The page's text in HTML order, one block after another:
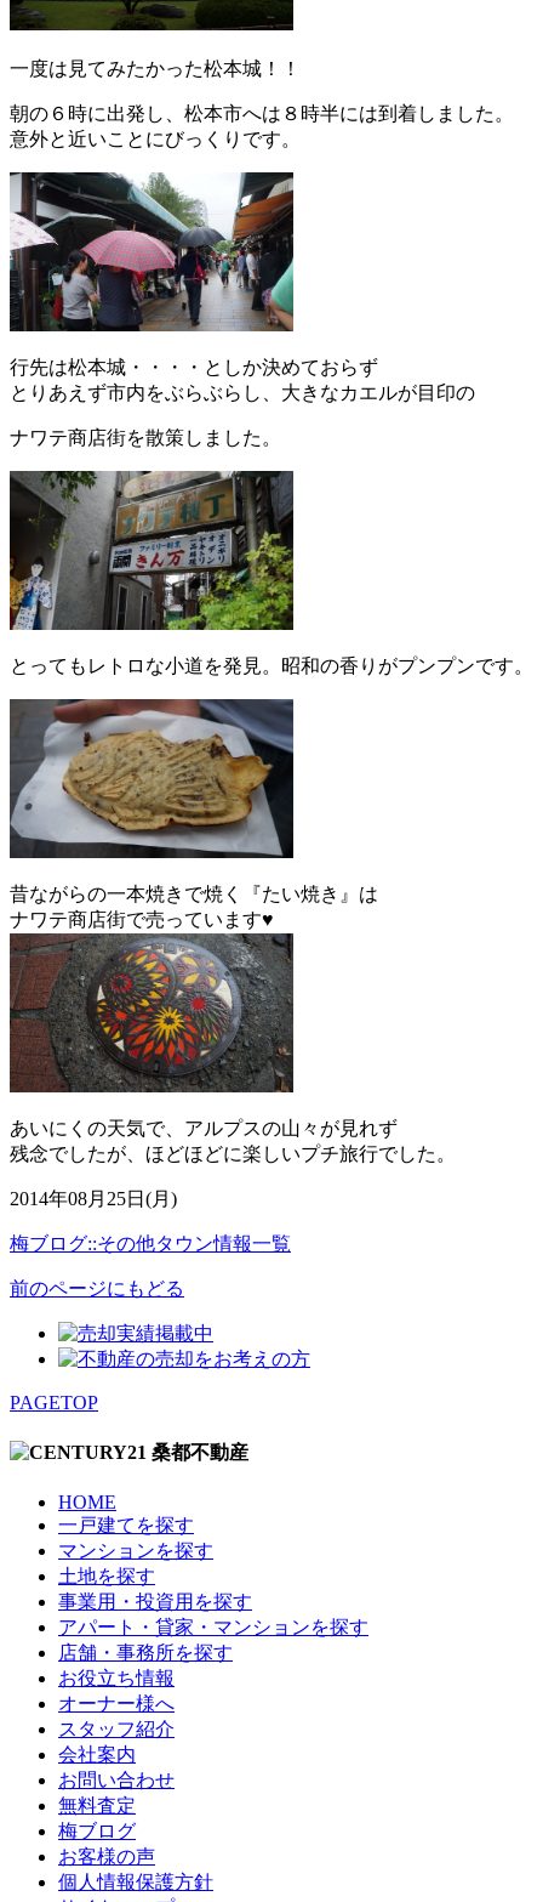
一度は見てみたかった松本城！！
朝の６時に出発し、松本市へは８時半には到着しました。
意外と近いことにびっくりです。
行先は松本城・・・・としか決めておらず
とりあえず市内をぶらぶらし、大きなカエルが目印の
ナワテ商店街を散策しました。
とってもレトロな小道を発見。昭和の香りがプンプンです。
昔ながらの一本焼きで焼く『たい焼き』は
ナワテ商店街で売っています♥
あいにくの天気で、アルプスの山々が見れず
残念でしたが、ほどほどに楽しいプチ旅行でした。
2014年08月25日(月)
梅ブログ::その他タウン情報一覧
前のページにもどる
PAGETOP
HOME
一戸建てを探す
マンションを探す
土地を探す
事業用・投資用を探す
アパート・貸家・マンションを探す
店舗・事務所を探す
お役立ち情報
オーナー様へ
スタッフ紹介
会社案内
お問い合わせ
無料査定
梅ブログ
お客様の声
個人情報保護方針